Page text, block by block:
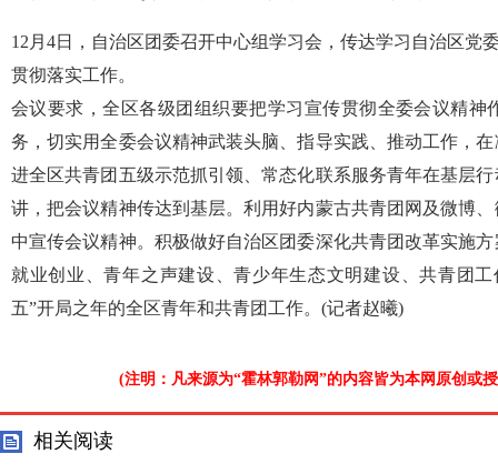
12月4日，自治区团委召开中心组学习会，传达学习自治区党
贯彻落实工作。
会议要求，全区各级团组织要把学习宣传贯彻全委会议精神
务，切实用全委会议精神武装头脑、指导实践、推动工作，
进全区共青团五级示范抓引领、常态化联系服务青年在基层
讲，把会议精神传达到基层。利用好内蒙古共青团网及微博
中宣传会议精神。积极做好自治区团委深化共青团改革实施
就业创业、青年之声建设、青少年生态文明建设、共青团
五”开局之年的全区青年和共青团工作。(记者赵曦)
(注明：凡来源为“霍林郭勒网”的内容皆为本网原创或
相关阅读